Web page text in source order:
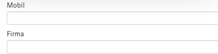
Mobil
Firma